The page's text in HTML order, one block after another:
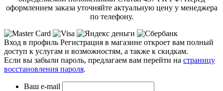
оформлением заказа уточняйте актуальную цену у менеджера
по телефону.
Вход в профиль Регистрация в магазине откроет вам полный
доступ к услугам и возможностям, а также к скидкам.
Если вы забыли пароль, предлагаем вам перейти на страницу
восстановления пароля.
Ваш e-mail